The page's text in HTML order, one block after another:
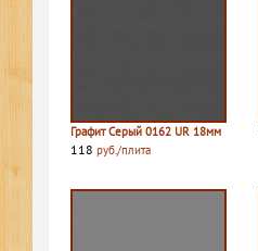
Графит Серый 0162 UR 18мм
118 руб./плита